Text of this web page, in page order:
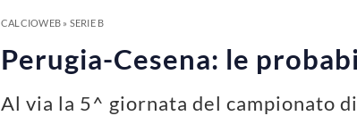
CALCIOWEB» SERIE B
Perugia-Cesena: le
Al via la 5^ giornata del campionato